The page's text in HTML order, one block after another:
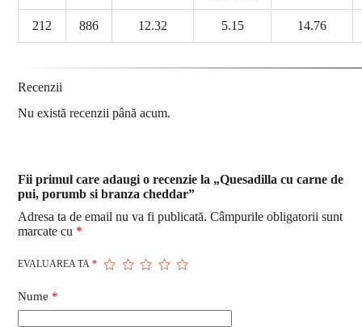
212 886 12.32 5.15 14.76
Recenzii
Nu există recenzii până acum.
Fii primul care adaugi o recenzie la „Quesadilla cu carne de
pui, porumb si branza cheddar”
Adresa ta de email nu va fi publicată. Câmpurile obligatorii sunt
marcate cu *
EVALUAREA TA*
Nume *